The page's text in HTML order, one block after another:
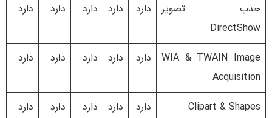
جذب تصویر
DirectShow
دارد دارد دارد دارد دارد
WIA & TWAIN Image
Acquisition
دارد دارد دارد دارد دارد
Clipart & Shapes دارد دارد دارد دارد
دارد